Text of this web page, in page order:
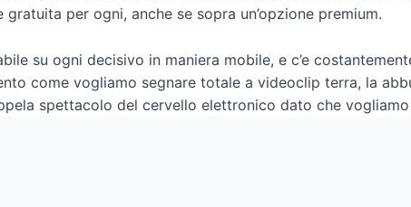
per ogni, anche se sopra un’opzione premium.
su ogni decisivo in maniera mobile, e c’e
come vogliamo segnare totale a videoclip terra, la
spettacolo del cervello elettronico dato che